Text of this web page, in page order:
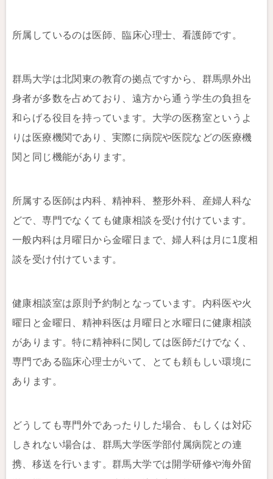
所属しているのは医師、臨床心理士、看護師です。
群馬大学は北関東の教育の拠点ですから、群馬県外出
身者が多数を占めており、遠方から通う学生の負担を
和らげる役目を持っています。大学の医務室というよ
りは医療機関であり、実際に病院や医院などの医療機
関と同じ機能があります。
所属する医師は内科、精神科、整形外科、産婦人科な
どで、専門でなくても健康相談を受け付けています。
一般内科は月曜日から金曜日まで、婦人科は月に1度相
談を受け付けています。
健康相談室は原則予約制となっています。内科医や火
曜日と金曜日、精神科医は月曜日と水曜日に健康相談
があります。特に精神科に関しては医師だけでなく、
専門である臨床心理士がいて、とても頼もしい環境に
あります。
どうしても専門外であったりした場合、もしくは対応
しきれない場合は、群馬大学医学部付属病院との連
携、移送を行います。群馬大学では開学研修や海外留